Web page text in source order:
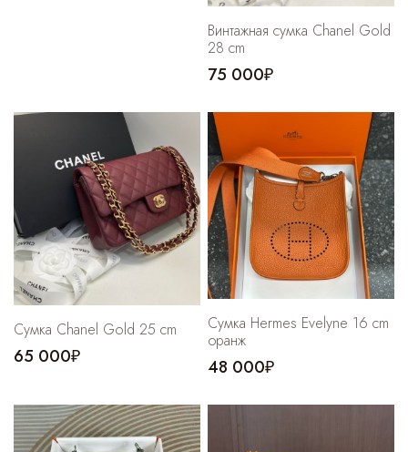
Винтажная сумка Chanel Gold
28 cm
75 000₽
Cумка Chanel Gold 25 cm
65 000₽
Сумка Hermes Evelyne 16 cm
оранж
48 000₽